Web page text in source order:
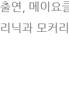
커리한방병원 전방
전방전위증 한방